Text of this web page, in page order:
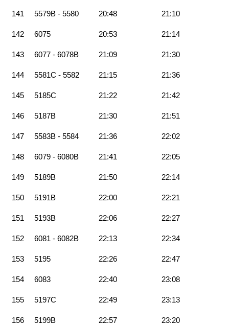
141 5579B - 5580 20:48 21:10
142 6075 20:53 21:14
143 6077 - 6078B 21:09 21:30
144 5581C - 5582 21:15 21:36
145 5185C 21:22 21:42
146 5187B 21:30 21:51
147 5583B - 5584 21:36 22:02
148 6079 - 6080B 21:41 22:05
149 5189B 21:50 22:14
150 5191B 22:00 22:21
151 5193B 22:06 22:27
152 6081 - 6082B 22:13 22:34
153 5195 22:26 22:47
154 6083 22:40 23:08
155 5197C 22:49 23:13
156 5199B 22:57 23:20